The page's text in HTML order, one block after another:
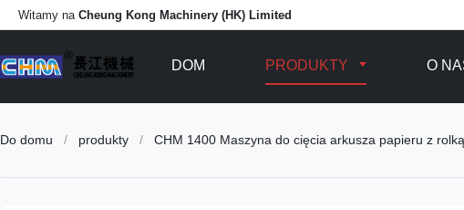
Witamy na Cheung Kong Machinery (HK) Limited
DOM PRODUKTY O
Do domu / produkty / CHM 1400 Maszyna do cięcia arkusza papieru z